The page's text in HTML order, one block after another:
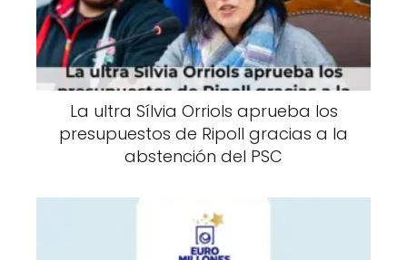
La ultra Sílvia Orriols aprueba los
presupuestos de Ripoll gracias a la
abstención del PSC